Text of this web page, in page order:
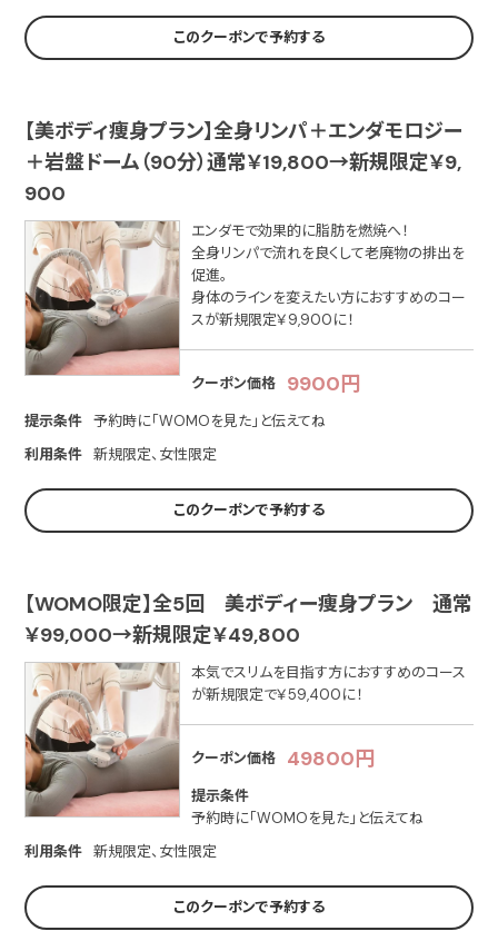
このクーポンで予約する
【美ボディ痩身プラン】全身リンパ＋エンダモロジー
＋岩盤ドーム（90分）通常￥19,800→新規限定￥9,
900
エンダモで効果的に脂肪を燃焼へ！
全身リンパで流れを良くして老廃物の排出を
促進。
身体のラインを変えたい方におすすめのコー
スが新規限定￥9,900に！
クーポン価格 9900円
提示条件
予約時に「WOMOを見た」と伝えてね
利用条件
新規限定、女性限定
このクーポンで予約する
【WOMO限定】全5回 美ボディー痩身プラン 通常
￥99,000→新規限定￥49,800
本気でスリムを目指す方におすすめのコース
が新規限定で￥59,400に！
クーポン価格 49800円
提示条件
予約時に「WOMOを見た」と伝えてね
利用条件
新規限定、女性限定
このクーポンで予約する